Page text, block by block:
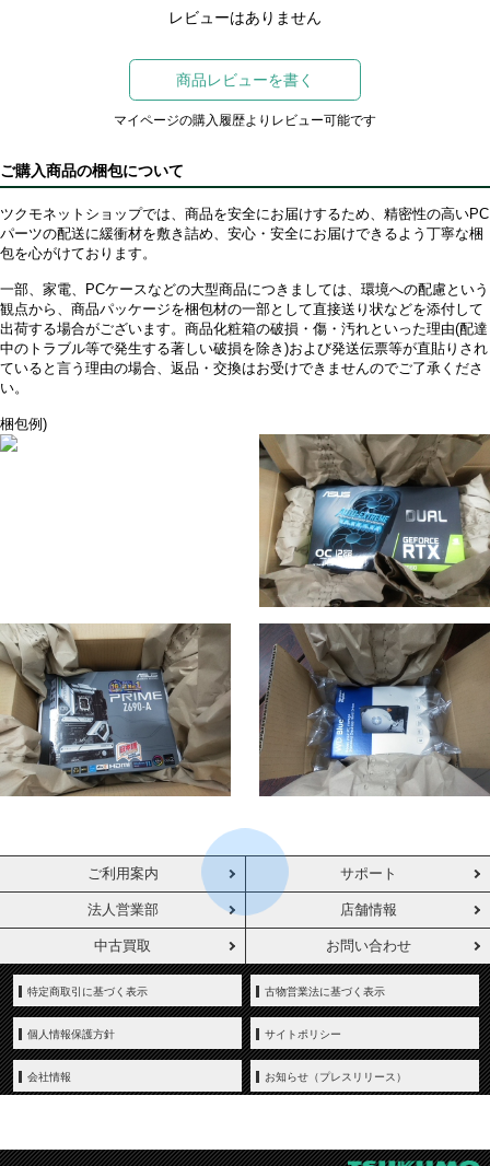
レビューはありません
商品レビューを書く
マイページの購入履歴よりレビュー可能です
ご購入商品の梱包について
ツクモネットショップでは、商品を安全にお届けするため、精密性の高いPC
パーツの配送に緩衝材を敷き詰め、安心・安全にお届けできるよう丁寧な梱
包を心がけております。
一部、家電、PCケースなどの大型商品につきましては、環境への配慮という
観点から、商品パッケージを梱包材の一部として直接送り状などを添付して
出荷する場合がございます。商品化粧箱の破損・傷・汚れといった理由(配達
中のトラブル等で発生する著しい破損を除き)および発送伝票等が直貼りされ
ていると言う理由の場合、返品・交換はお受けできませんのでご了承くださ
い。
梱包例)
ご利用案内 サポート
法人営業部 店舗情報
中古買取 お問い合わせ
特定商取引に基づく表示 古物営業法に基づく表示
個人情報保護方針 サイトポリシー
会社情報 お知らせ（プレスリリース）